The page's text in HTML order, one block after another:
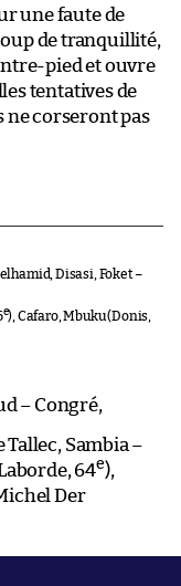
une faute de
de tranquillité,
pied et ouvre
tentatives de
ne corseront pas
Disasi, Foket –
e), Cafaro, Mbuku (Donis,
– Congré,
Tallec, Sambia –
64e),
Der